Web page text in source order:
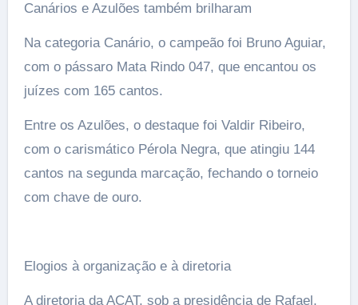
Canários e Azulões também brilharam
Na categoria Canário, o campeão foi Bruno Aguiar,
com o pássaro Mata Rindo 047, que encantou os
juízes com 165 cantos.
Entre os Azulões, o destaque foi Valdir Ribeiro,
com o carismático Pérola Negra, que atingiu 144
cantos na segunda marcação, fechando o torneio
com chave de ouro.
Elogios à organização e à diretoria
A diretoria da ACAT, sob a presidência de Rafael,